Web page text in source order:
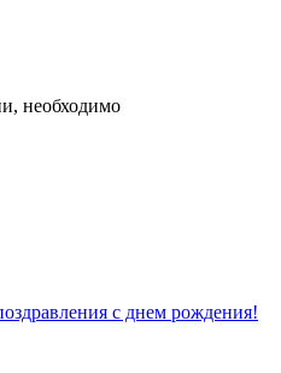
необходимо
с днем рождения!